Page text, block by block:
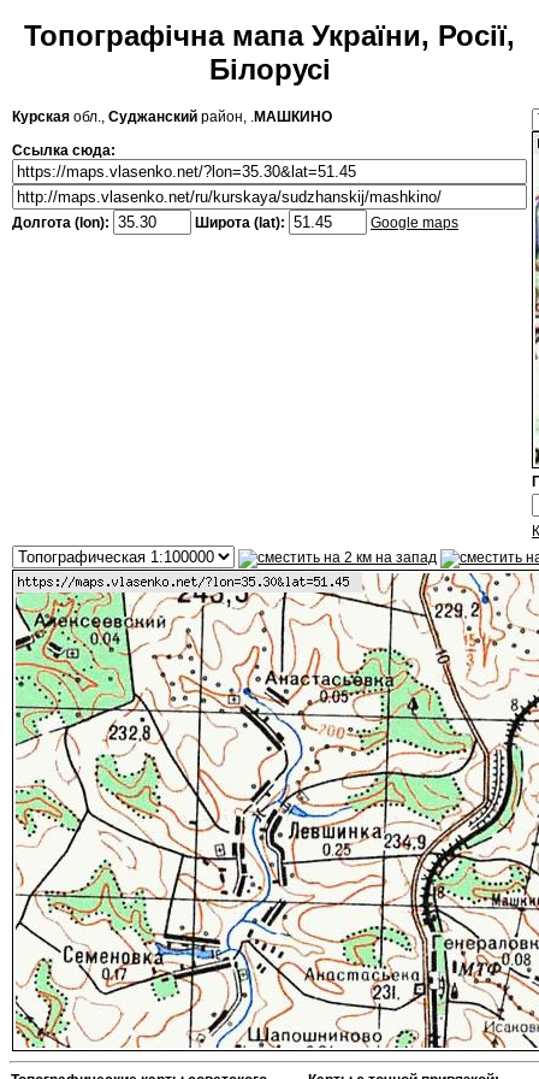
Топографічна мапа України, Росії,
Білорусі
Курская обл., Суджанский район, .МАШКИНО
Ссылка сюда:
Долгота (lon): Широта (lat): Google maps